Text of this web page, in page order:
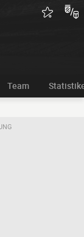
Team